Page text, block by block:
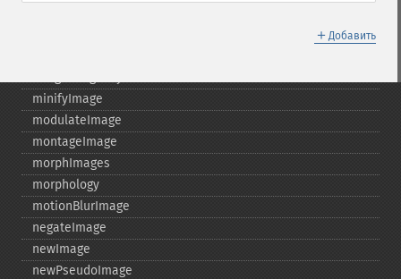
＋ Добавить
minifyImage
modulateImage
montageImage
morphImages
morphology
motionBlurImage
negateImage
newImage
newPseudoImage